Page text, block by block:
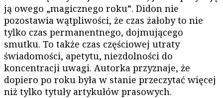
ją owego „magicznego roku”. Didon nie
pozostawia wątpliwości, że czas żałoby to nie
tylko czas permanentnego, dojmującego
smutku. To także czas częściowej utraty
świadomości, apetytu, niezdolności do
koncentracji uwagi. Autorka przyznaje, że
dopiero po roku była w stanie przeczytać więcej
niż tylko tytuły artykułów prasowych.